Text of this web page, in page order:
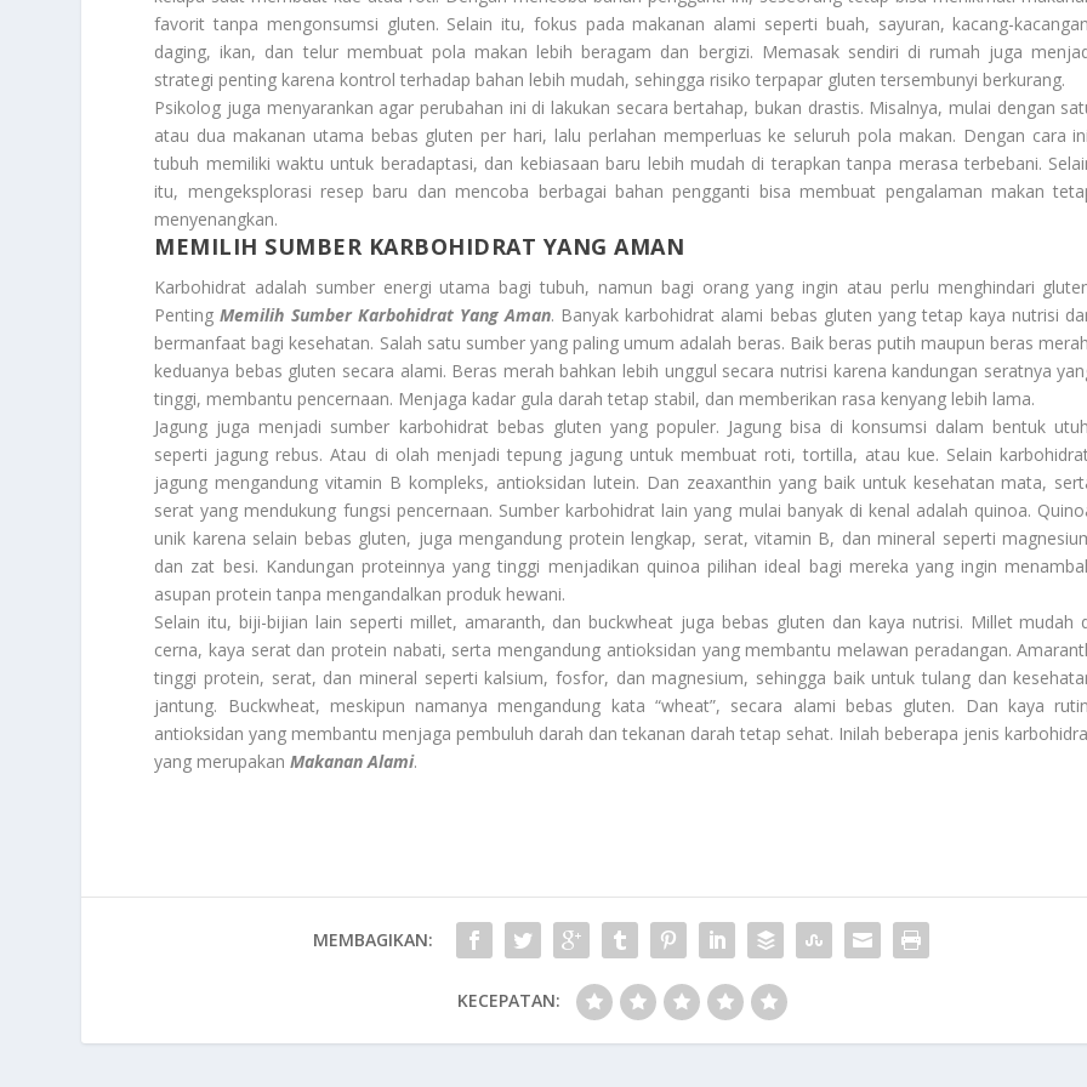
favorit tanpa mengonsumsi gluten. Selain itu, fokus pada makanan alami seperti buah, sayuran, kacang-
daging, ikan, dan telur membuat pola makan lebih beragam dan bergizi. Memasak sendiri di rumah juga
strategi penting karena kontrol terhadap bahan lebih mudah, sehingga risiko terpapar gluten tersembunyi berkurang.
Psikolog juga menyarankan agar perubahan ini di lakukan secara bertahap, bukan drastis. Misalnya, mulai dengan
atau dua makanan utama bebas gluten per hari, lalu perlahan memperluas ke seluruh pola makan. Dengan cara
tubuh memiliki waktu untuk beradaptasi, dan kebiasaan baru lebih mudah di terapkan tanpa merasa terbebani.
itu, mengeksplorasi resep baru dan mencoba berbagai bahan pengganti bisa membuat pengalaman makan
menyenangkan.
MEMILIH SUMBER KARBOHIDRAT YANG AMAN
Karbohidrat adalah sumber energi utama bagi tubuh, namun bagi orang yang ingin atau perlu menghindari
PentingMemilih Sumber Karbohidrat Yang Aman. Banyak karbohidrat alami bebas gluten yang tetap kaya nutrisi
bermanfaat bagi kesehatan. Salah satu sumber yang paling umum adalah beras. Baik beras putih maupun beras
keduanya bebas gluten secara alami. Beras merah bahkan lebih unggul secara nutrisi karena kandungan seratnya
tinggi, membantu pencernaan. Menjaga kadar gula darah tetap stabil, dan memberikan rasa kenyang lebih lama.
Jagung juga menjadi sumber karbohidrat bebas gluten yang populer. Jagung bisa di konsumsi dalam bentuk
seperti jagung rebus. Atau di olah menjadi tepung jagung untuk membuat roti, tortilla, atau kue. Selain
jagung mengandung vitamin B kompleks, antioksidan lutein. Dan zeaxanthin yang baik untuk kesehatan mata,
serat yang mendukung fungsi pencernaan. Sumber karbohidrat lain yang mulai banyak di kenal adalah quinoa.
unik karena selain bebas gluten, juga mengandung protein lengkap, serat, vitamin B, dan mineral seperti
dan zat besi. Kandungan proteinnya yang tinggi menjadikan quinoa pilihan ideal bagi mereka yang ingin
asupan protein tanpa mengandalkan produk hewani.
Selain itu, biji-bijian lain seperti millet, amaranth, dan buckwheat juga bebas gluten dan kaya nutrisi. Millet mudah
cerna, kaya serat dan protein nabati, serta mengandung antioksidan yang membantu melawan peradangan.
tinggi protein, serat, dan mineral seperti kalsium, fosfor, dan magnesium, sehingga baik untuk tulang dan
jantung. Buckwheat, meskipun namanya mengandung kata “wheat”, secara alami bebas gluten. Dan kaya
antioksidan yang membantu menjaga pembuluh darah dan tekanan darah tetap sehat. Inilah beberapa jenis
yang merupakanMakanan Alami.
MEMBAGIKAN:
KECEPATAN: